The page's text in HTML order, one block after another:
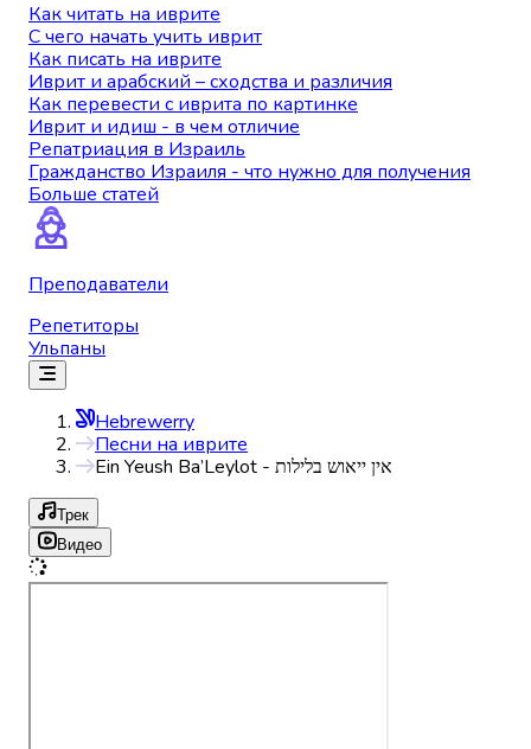
Как читать на иврите
С чего начать учить иврит
Как писать на иврите
Иврит и арабский – сходства и различия
Как перевести с иврита по картинке
Иврит и идиш - в чем отличие
Репатриация в Израиль
Гражданство Израиля - что нужно для получения
Больше статей
Преподаватели
Репетиторы
Ульпаны
Hebrewerry
Песни на иврите
Ein Yeush Ba’Leylot - אין ייאוש בלילות
Трек
Видео